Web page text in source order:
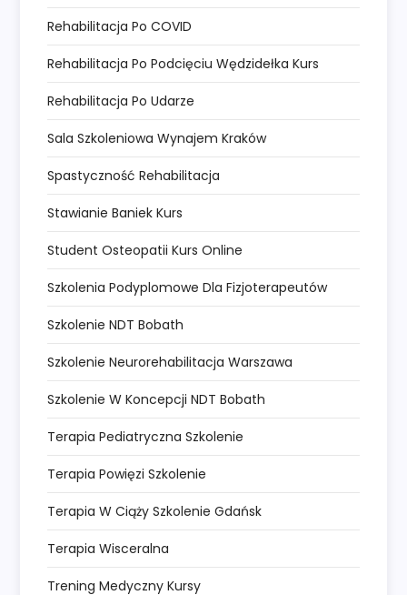
Rehabilitacja Po COVID
Rehabilitacja Po Podcięciu Wędzidełka Kurs
Rehabilitacja Po Udarze
Sala Szkoleniowa Wynajem Kraków
Spastyczność Rehabilitacja
Stawianie Baniek Kurs
Student Osteopatii Kurs Online
Szkolenia Podyplomowe Dla Fizjoterapeutów
Szkolenie NDT Bobath
Szkolenie Neurorehabilitacja Warszawa
Szkolenie W Koncepcji NDT Bobath
Terapia Pediatryczna Szkolenie
Terapia Powięzi Szkolenie
Terapia W Ciąży Szkolenie Gdańsk
Terapia Wisceralna
Trening Medyczny Kursy